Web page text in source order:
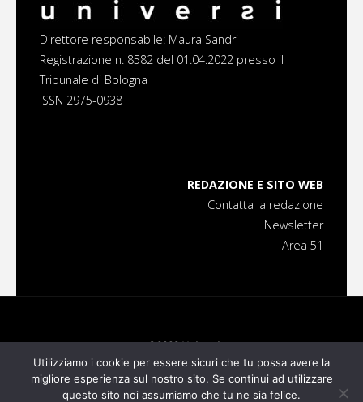
Direttore responsabile: Maura Sandri
Registrazione n. 8582 del 01.04.2022 presso il
Tribunale di Bologna
ISSN 2975-0938
REDAZIONE E SITO WEB
Contatta la redazione
Newsletter
Area 51
©2023 Universi
Powered byFluida&WordPress.
Utilizziamo i cookie per essere sicuri che tu possa avere la
migliore esperienza sul nostro sito. Se continui ad utilizzare
questo sito noi assumiamo che tu ne sia felice.